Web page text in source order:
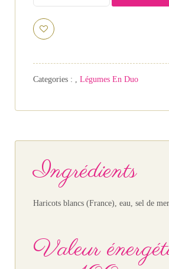
Categories : , Légumes En Duo
Ingrédients
Haricots blancs (France), eau, sel de mer
Valeur